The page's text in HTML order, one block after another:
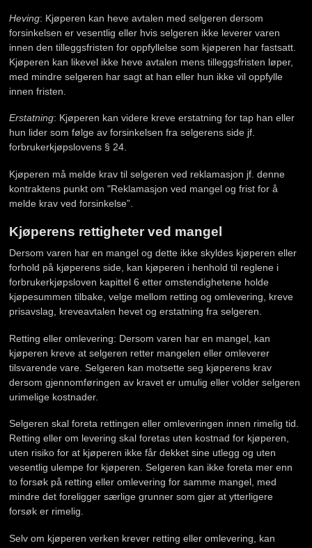
Heving: Kjøperen kan heve avtalen med selgeren dersom
forsinkelsen er vesentlig eller hvis selgeren ikke leverer varen
innen den tilleggsfristen for oppfyllelse som kjøperen har fastsatt.
Kjøperen kan likevel ikke heve avtalen mens tilleggsfristen løper,
med mindre selgeren har sagt at han eller hun ikke vil oppfylle
innen fristen.
Erstatning: Kjøperen kan videre kreve erstatning for tap han eller
hun lider som følge av forsinkelsen fra selgerens side jf.
forbrukerkjøpslovens § 24.
Kjøperen må melde krav til selgeren ved reklamasjon jf. denne
kontraktens punkt om "Reklamasjon ved mangel og frist for å
melde krav ved forsinkelse”.
Kjøperens rettigheter ved mangel
Dersom varen har en mangel og dette ikke skyldes kjøperen eller
forhold på kjøperens side, kan kjøperen i henhold til reglene i
forbrukerkjøpsloven kapittel 6 etter omstendighetene holde
kjøpesummen tilbake, velge mellom retting og omlevering, kreve
prisavslag, kreveavtalen hevet og erstatning fra selgeren.
Retting eller omlevering: Dersom varen har en mangel, kan
kjøperen kreve at selgeren retter mangelen eller omleverer
tilsvarende vare. Selgeren kan motsette seg kjøperens krav
dersom gjennomføringen av kravet er umulig eller volder selgeren
urimelige kostnader.
Selgeren skal foreta rettingen eller omleveringen innen rimelig tid.
Retting eller om levering skal foretas uten kostnad for kjøperen,
uten risiko for at kjøperen ikke får dekket sine utlegg og uten
vesentlig ulempe for kjøperen. Selgeren kan ikke foreta mer enn
to forsøk på retting eller omlevering for samme mangel, med
mindre det foreligger særlige grunner som gjør at ytterligere
forsøk er rimelig.
Selv om kjøperen verken krever retting eller omlevering, kan